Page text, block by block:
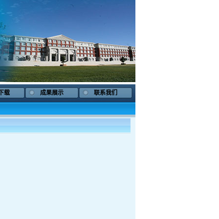
载 成果展示 联系我们